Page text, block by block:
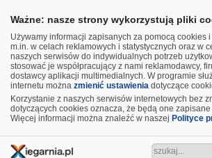
Ważne: nasze strony wykorzystują pliki
Używamy informacji zapisanych za pomocą cookies
m.in. w celach reklamowych i statystycznych oraz w
naszych serwisów do indywidualnych potrzeb
stosować je współpracujący z nami reklamodawcy,
dostawcy aplikacji multimedialnych. W programie
internetu można zmienić ustawienia dotyczące
Korzystanie z naszych serwisów internetowych bez
dotyczących cookies oznacza, że będą one
Więcej informacji można znaleźć w naszej Polityce